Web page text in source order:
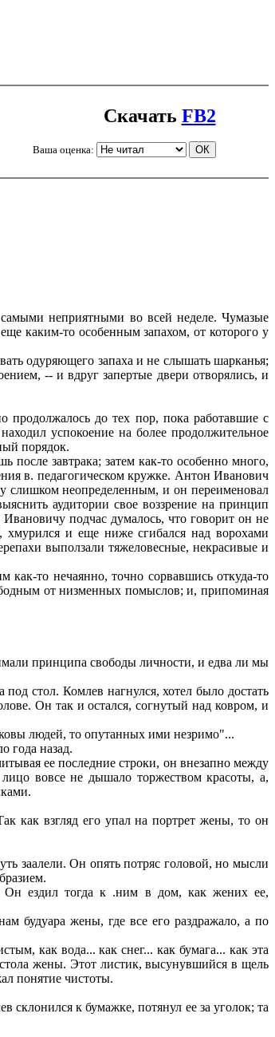
Скачать FB2
Ваша оценка:
неприятными во всей неделе. Чумазые
каким-то особенным запахом, от которого у
одуряющего запаха и не слышать шарканья;
-- и вдруг запертые двери отворялись, и
продолжалось до тех пор, пока работавшие с
успокоение на более продолжительное
порядок.
завтрака; затем как-то особенно много,
в. педагогическом кружке. Антон Иванович
слишком неопределенным, и он переименовал
аудитории свое воззрение на принцип
подчас думалось, что говорит он не
хмурился и еще ниже сгибался над ворохами
выползали тяжеловесные, некрасивые и
то нечаянно, точно сорвавшись откуда-то
от низменных помыслов; и, припоминая
принципа свободы личности, и едва ли мы
стол. Комлев нагнулся, хотел было достать
Он так и остался, согнутый над ковром, и
людей, то опутанных ими незримо"...
года назад.
ее последние строки, он внезапно между
вовсе не дышало торжеством красоты, а,
как взгляд его упал на портрет жены, то он
заалели. Он опять потряс головой, но мысли
Он ездил тогда к .ним в дом, как жених ее,
будуара жены, где все его раздражало, а по
как вода... как снег... как бумага... как эта
жены. Этот листик, высунувшийся в щель
понятие чистоты.
к бумажке, потянул ее за уголок; та